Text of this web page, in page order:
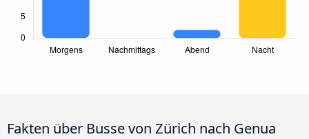
Fakten über Busse von Zürich nach Genua